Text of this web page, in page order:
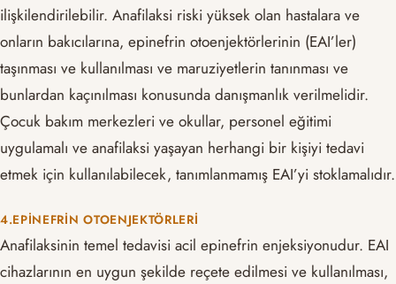
ilişkilendirilebilir. Anafilaksi riski yüksek olan hastalara ve
onların bakıcılarına, epinefrin otoenjektörlerinin (EAI’ler)
taşınması ve kullanılması ve maruziyetlerin tanınması ve
bunlardan kaçınılması konusunda danışmanlık verilmelidir.
Çocuk bakım merkezleri ve okullar, personel eğitimi
uygulamalı ve anafilaksi yaşayan herhangi bir kişiyi tedavi
etmek için kullanılabilecek, tanımlanmamış EAI’yi stoklamalıdır.
4.EPINEFRIN OTOENJEKTÖRLERI
Anafilaksinin temel tedavisi acil epinefrin enjeksiyonudur. EAI
cihazlarının en uygun şekilde reçete edilmesi ve kullanılması,